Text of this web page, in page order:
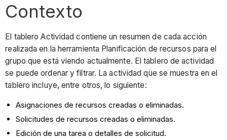
Contexto
El tablero Actividad contiene un resumen de cada acción
realizada en la herramienta Planificación de recursos para el
grupo que está viendo actualmente. El tablero de actividad
se puede ordenar y filtrar. La actividad que se muestra en el
tablero incluye, entre otros, lo siguiente:
Asignaciones de recursos creadas o eliminadas.
Solicitudes de recursos creadas o eliminadas.
Edición de una tarea o detalles de solicitud.